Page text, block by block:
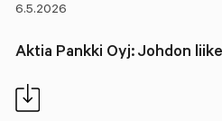
6.5.2026
Aktia Pankki Oyj: Johdon